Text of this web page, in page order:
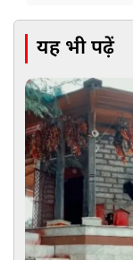
यह भी पढ़ें